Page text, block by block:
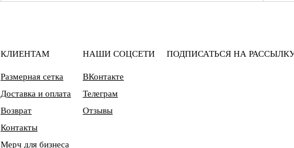
КЛИЕНТАМ
Размерная сетка
Доставка и оплата
Возврат
Контакты
Мерч для бизнеса
НАШИ СОЦСЕТИ
ВКонтакте
Телеграм
Отзывы
ПОДПИСАТЬСЯ НА